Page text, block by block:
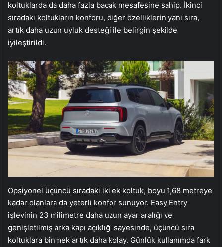
koltuklarda da daha fazla bacak mesafesine sahip. İkinci
sıradaki koltukların konforu, diğer özelliklerin yanı sıra,
artık daha uzun uyluk desteği ile belirgin şekilde
iyileştirildi.
Opsiyonel üçüncü sıradaki iki ek koltuk, boyu 1,68 metreye
kadar olanlara da yeterli konfor sunuyor. Easy Entry
işlevinin 23 milimetre daha uzun ayar aralığı ve
genişletilmiş arka kapı açıklığı sayesinde, üçüncü sıra
koltuklara binmek artık daha kolay. Günlük kullanımda fark